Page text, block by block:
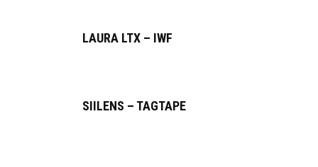
LAURA LTX – IWF
SIILENS – TAGTAPE